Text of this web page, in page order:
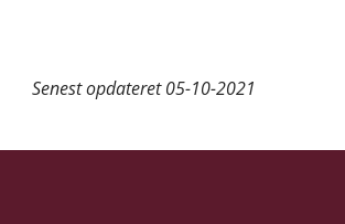
Senest opdateret05-10-2021